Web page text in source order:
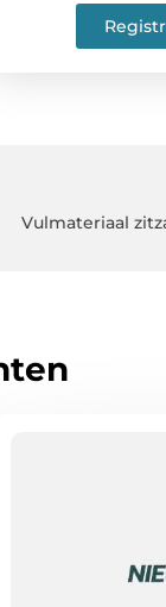
Vulmateriaal